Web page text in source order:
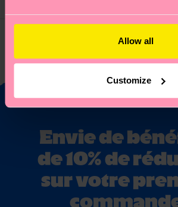
Allow all
Customize
Vous avez vu 4 de 4
Envie de
de 10% de
sur votre